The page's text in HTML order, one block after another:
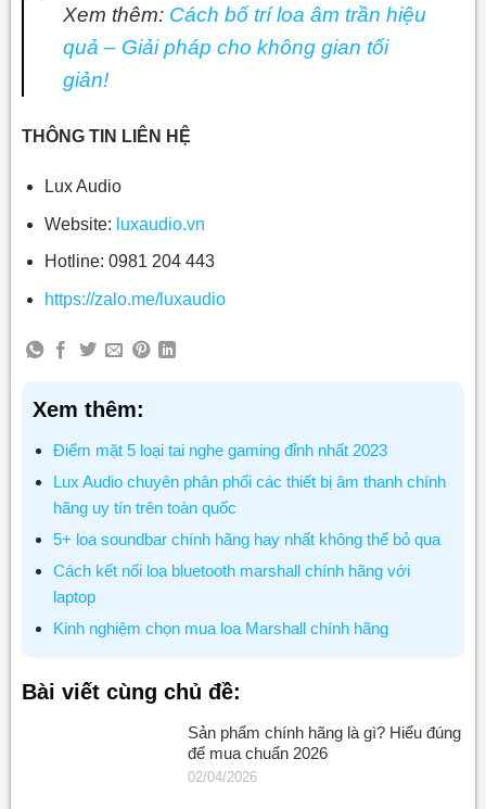
Xem thêm: Cách bố trí loa âm trần hiệu
quả – Giải pháp cho không gian tối
giản!
THÔNG TIN LIÊN HỆ
Lux Audio
Website: luxaudio.vn
Hotline: 0981 204 443
https://zalo.me/luxaudio
Xem thêm:
Điểm mặt 5 loại tai nghe gaming đỉnh nhất 2023
Lux Audio chuyên phân phối các thiết bị âm thanh chính
hãng uy tín trên toàn quốc
5+ loa soundbar chính hãng hay nhất không thể bỏ qua
Cách kết nối loa bluetooth marshall chính hãng với
laptop
Kinh nghiệm chọn mua loa Marshall chính hãng
Bài viết cùng chủ đề:
Sản phẩm chính hãng là gì? Hiểu đúng
để mua chuẩn 2026
02/04/2026